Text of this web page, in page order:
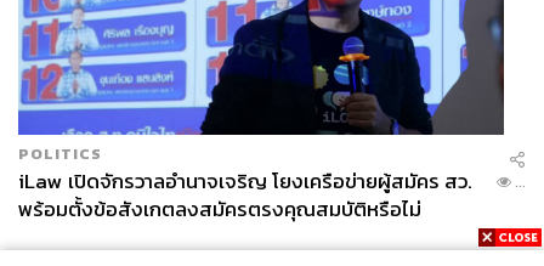
POLITICS
iLaw เปิดจักรวาลอำนาจเจริญ โยงเครือข่ายผู้สมัคร สว.
พร้อมตั้งข้อสังเกตลงสมัครตรงคุณสมบัติหรือไม่
...